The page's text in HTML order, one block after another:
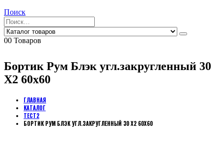
Поиск
00 Товаров
Бортик Рум Блэк угл.закругленный 30
Х2 60х60
ГЛАВНАЯ
КАТАЛОГ
ТЕСТ2
БОРТИК РУМ БЛЭК УГЛ.ЗАКРУГЛЕННЫЙ 30 Х2 60Х60